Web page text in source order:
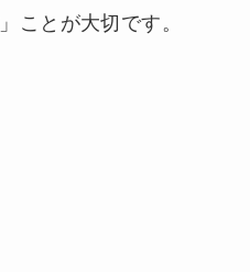
」ことが大切です。